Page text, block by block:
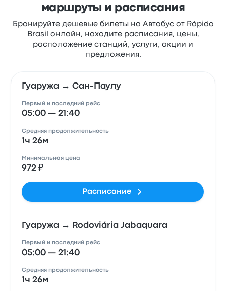
маршруты и расписания
Бронируйте дешевые билеты на Автобус от Rápido
Brasil онлайн, находите расписания, цены,
расположение станций, услуги, акции и
предложения.
Гуаружа → Сан-Паулу
Первый и последний рейс
05:00 — 21:40
Средняя продолжительность
1ч 26м
Минимальная цена
972 ₽
Расписание
Гуаружа → Rodoviária Jabaquara
Первый и последний рейс
05:00 — 21:40
Средняя продолжительность
1ч 26м